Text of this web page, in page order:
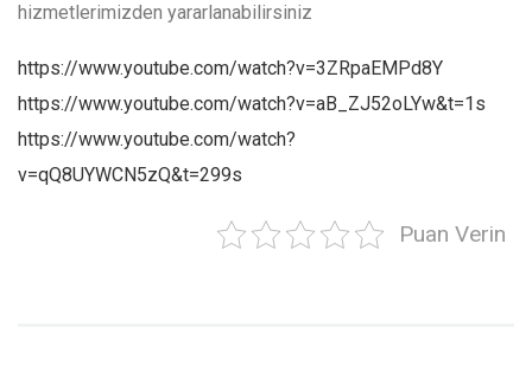
hizmetlerimizden yararlanabilirsiniz
https://www.youtube.com/watch?v=3ZRpaEMPd8Y
https://www.youtube.com/watch?v=aB_ZJ52oLYw&t=1s
https://www.youtube.com/watch?
v=qQ8UYWCN5zQ&t=299s
Puan Verin